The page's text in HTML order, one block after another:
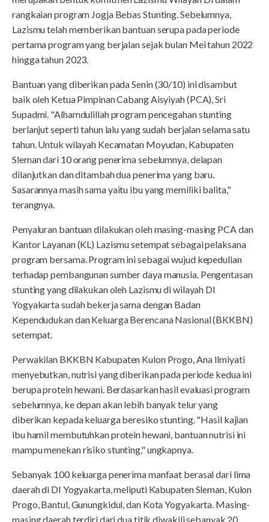
rangkaian program Jogja Bebas Stunting. Sebelumnya,
Lazismu telah memberikan bantuan serupa pada periode
pertama program yang berjalan sejak bulan Mei tahun 2022
hingga tahun 2023.
Bantuan yang diberikan pada Senin (30/10) ini disambut
baik oleh Ketua Pimpinan Cabang Aisyiyah (PCA), Sri
Supadmi. "Alhamdulillah program pencegahan stunting
berlanjut seperti tahun lalu yang sudah berjalan selama satu
tahun. Untuk wilayah Kecamatan Moyudan, Kabupaten
Sleman dari 10 orang penerima sebelumnya, delapan
dilanjutkan dan ditambah dua penerima yang baru.
Sasarannya masih sama yaitu ibu yang memiliki balita,"
terangnya.
Penyaluran bantuan dilakukan oleh masing-masing PCA dan
Kantor Layanan (KL) Lazismu setempat sebagai pelaksana
program bersama. Program ini sebagai wujud kepedulian
terhadap pembangunan sumber daya manusia. Pengentasan
stunting yang dilakukan oleh Lazismu di wilayah DI
Yogyakarta sudah bekerja sama dengan Badan
Kependudukan dan Keluarga Berencana Nasional (BKKBN)
setempat.
Perwakilan BKKBN Kabupaten Kulon Progo, Ana Ilmiyati
menyebutkan, nutrisi yang diberikan pada periode kedua ini
berupa protein hewani. Berdasarkan hasil evaluasi program
sebelumnya, ke depan akan lebih banyak telur yang
diberikan kepada keluarga beresiko stunting. "Hasil kajian
ibu hamil membutuhkan protein hewani, bantuan nutrisi ini
mampu menekan risiko stunting," ungkapnya.
Sebanyak 100 keluarga penerima manfaat berasal dari lima
daerah di DI Yogyakarta, meliputi Kabupaten Sleman, Kulon
Progo, Bantul, Gunungkidul, dan Kota Yogyakarta. Masing-
masing daerah terdiri dari dua titik diwakili sebanyak 20